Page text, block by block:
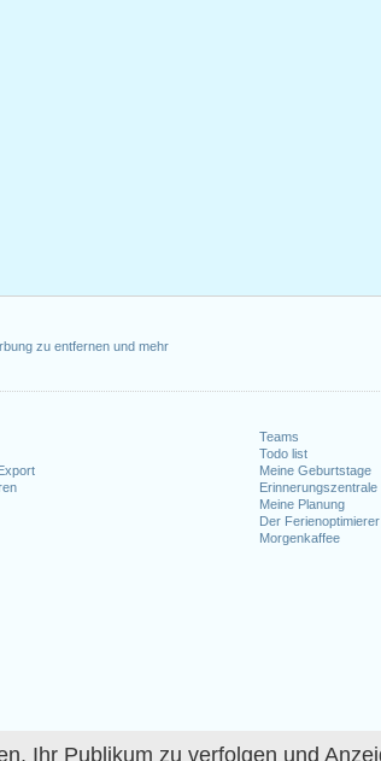
Ihr Publikum zu verfolgen und
zu entfernen und mehr
Teams
Todo list
Meine Geburtstage
Erinnerungszentrale
Meine Planung
Der Ferienoptimierer
Morgenkaffee